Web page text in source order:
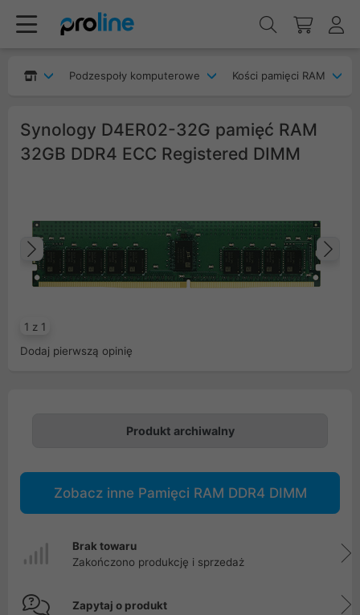
Podzespoły komputerowe Kości pamięci RAM
Synology D4ER02-32G pamięć RAM
32GB DDR4 ECC Registered DIMM
1 z 1
Poprzedni
Dodaj pierwszą opinię
Produkt archiwalny
Zobacz inne Pamięci RAM DDR4 DIMM
Brak towaru
Zakończono produkcję i sprzedaż
Zapytaj o produkt